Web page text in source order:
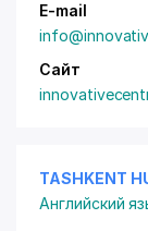
E-mail
Сайт
TASHKENT
Английский